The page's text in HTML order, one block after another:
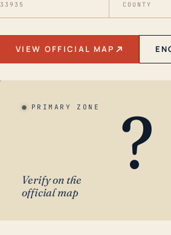
33935 COUNTY
VIEW OFFICIAL MAP
PRIMARY ZONE ?
Verify on the
official map